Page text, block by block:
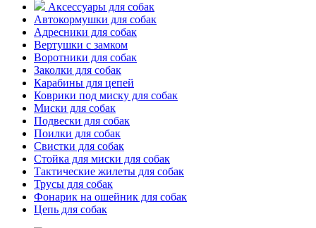
Аксессуары для собак
Автокормушки для собак
Адресники для собак
Вертушки с замком
Воротники для собак
Заколки для собак
Карабины для цепей
Коврики под миску для собак
Миски для собак
Подвески для собак
Поилки для собак
Свистки для собак
Стойка для миски для собак
Тактические жилеты для собак
Трусы для собак
Фонарик на ошейник для собак
Цепь для собак